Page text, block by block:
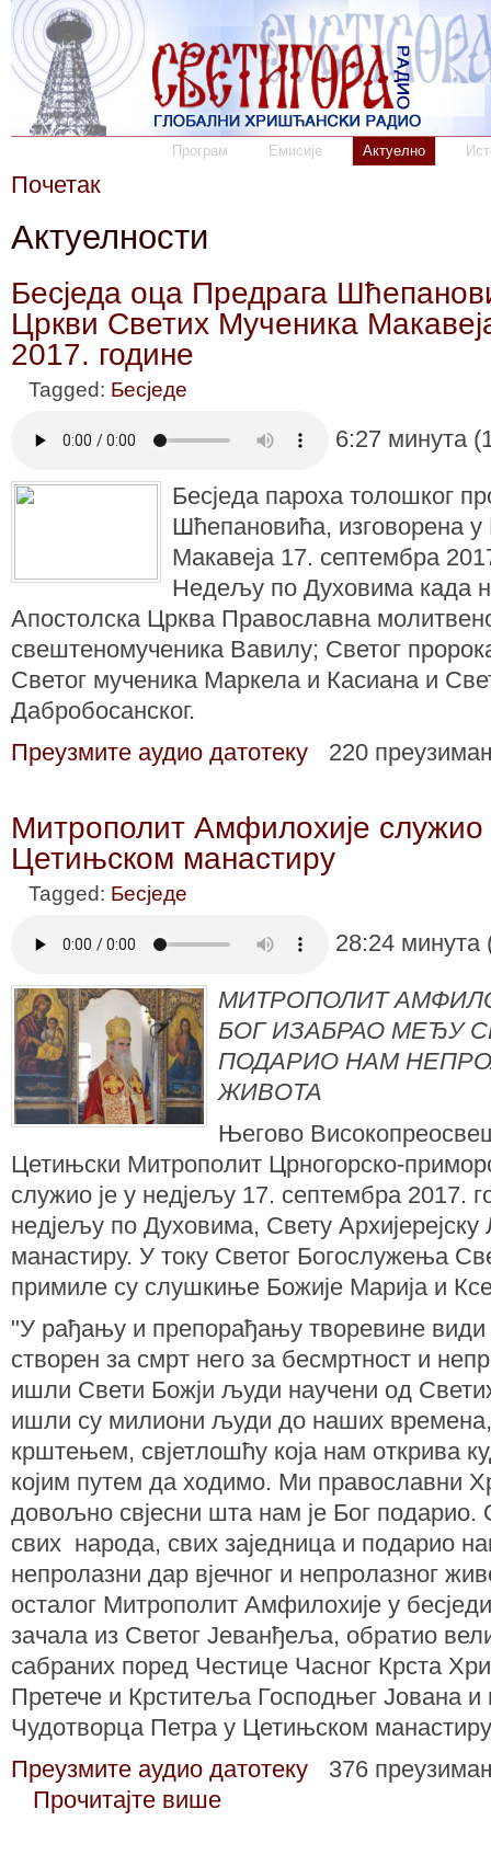
Програм Емисије Актуелно
Почетак
Актуелности
Бесједа оца Предрага
Цркви Светих Мученика
2017. године
Tagged: Бесједе
6:27 минута
Бесједа пароха толошког
Шћепановића, изговорена
Макавеја 17. септембра
Недељу по Духовима када
Апостолска Црква Православна
свештеномученика Вавилу; Светог
Светог мученика Маркела и Касиана и
Дабробосанског.
Преузмите аудио датотеку
220
Митрополит Амфилохије служио
Цетињском манастиру
Tagged: Бесједе
28:24
МИТРОПОЛИТ
БОГ ИЗАБРАО МЕЂУ
ПОДАРИО НАМ
ЖИВОТА
Његово
Цетињски Митрополит Црногорско-
служио је у недјељу 17. септембра 2017.
недјељу по Духовима, Свету Архијерејску
манастиру. У току Светог Богослужења
примилe су слушкиње Божије Марија и
"У рађању и препорађању творевине види
створен за смрт него за бесмртност и
ишли Свети Божји људи научени од
ишли су милиони људи до наших
крштењем, свјетлошћу која нам открива
којим путем да ходимо. Ми православни
довољно свјесни шта нам је Бог подарио.
свих народа, свих заједница и подарио
непролазни дар вјечног и непролазног
осталог Митрополит Амфилохије у
зачала из Светог Јеванђеља, обратио
сабраних поред Честице Часног Крста
Претече и Крститеља Господњег Јована и
Чудотворца Петра у Цетињском
Преузмите аудио датотеку
376
Прочитајте више